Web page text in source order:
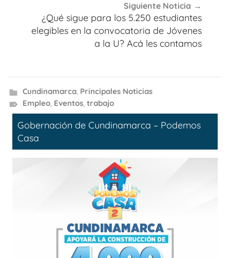
Siguiente Noticia
¿Qué sigue para los 5.250 estudiantes
elegibles en la convocatoria de Jóvenes
a la U? Acá les contamos
Cundinamarca, Principales Noticias
Empleo, Eventos, trabajo
Gobernación de Cundinamarca – Podemos
Casa